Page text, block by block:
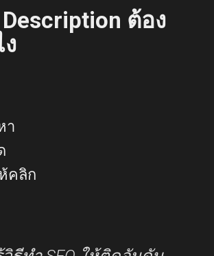
Description ต้อง
า
คลิก